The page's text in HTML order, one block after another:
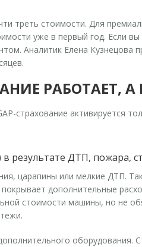
треть стоимости. Для
уже в первый год. Если
Аналитик Елена
РАБОТАЕТ, А
страхование активируется
результате ДТП, пожара,
царапины или мелкие ДТП.
покрывает дополнительные
стоимости машины, но не
оборудования.